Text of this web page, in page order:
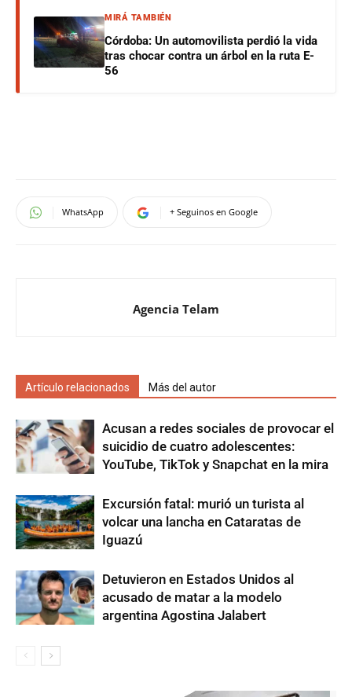
MIRÁ TAMBIÉN
Córdoba: Un automovilista perdió la vida
tras chocar contra un árbol en la ruta E-
56
WhatsApp + Seguinos en Google
Agencia Telam
Artículo relacionados Más del autor
Acusan a redes sociales de provocar el
suicidio de cuatro adolescentes:
YouTube, TikTok y Snapchat en la mira
Excursión fatal: murió un turista al
volcar una lancha en Cataratas de
Iguazú
Detuvieron en Estados Unidos al
acusado de matar a la modelo
argentina Agostina Jalabert